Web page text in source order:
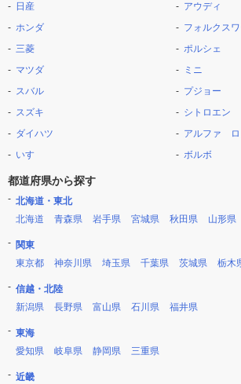
日産
ホンダ
三菱
マツダ
スバル
スズキ
ダイハツ
いすゞ
アウディ
フォルクス
ポルシェ
ミニ
プジョー
シトロエン
アルファ ロ
ボルボ
都道府県から探す
北海道・東北
北海道
青森県 岩手県 宮城県 秋田県 山形県
関東
東京都
神奈川県 埼玉県 千葉県 茨城県 栃木
信越・北陸
新潟県
長野県 富山県 石川県 福井県
東海
愛知県
岐阜県 静岡県 三重県
近畿